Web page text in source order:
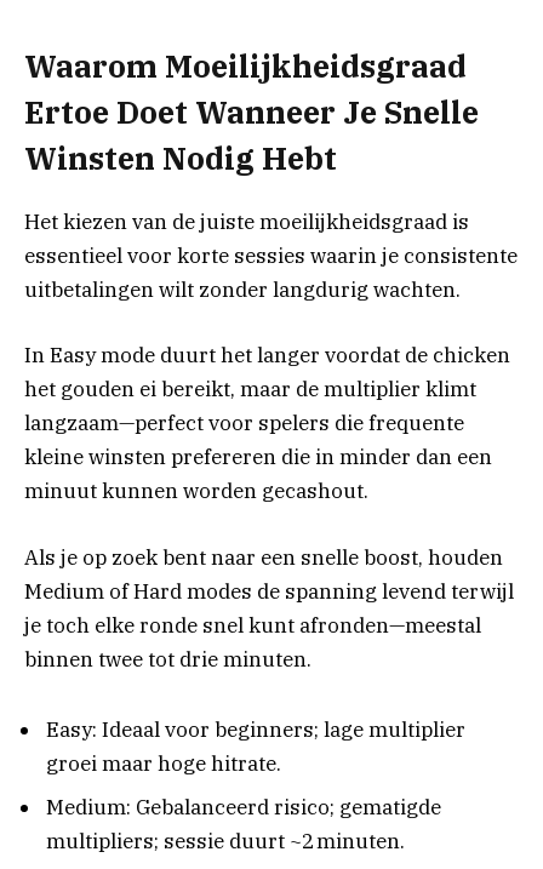
Waarom Moeilijkheidsgraad
Ertoe Doet Wanneer Je Snelle
Winsten Nodig Hebt
Het kiezen van de juiste moeilijkheidsgraad is
essentieel voor korte sessies waarin je consistente
uitbetalingen wilt zonder langdurig wachten.
In Easy mode duurt het langer voordat de chicken
het gouden ei bereikt, maar de multiplier klimt
langzaam—perfect voor spelers die frequente
kleine winsten prefereren die in minder dan een
minuut kunnen worden gecashout.
Als je op zoek bent naar een snelle boost, houden
Medium of Hard modes de spanning levend terwijl
je toch elke ronde snel kunt afronden—meestal
binnen twee tot drie minuten.
Easy: Ideaal voor beginners; lage multiplier
groei maar hoge hitrate.
Medium: Gebalanceerd risico; gematigde
multipliers; sessie duurt ~2 minuten.